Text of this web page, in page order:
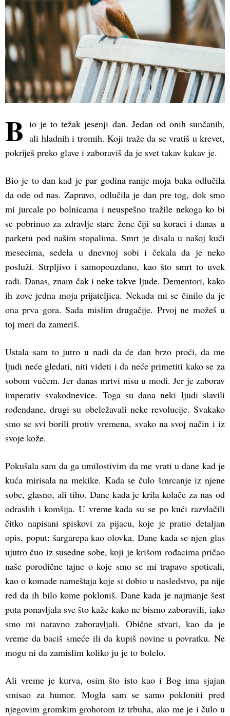
B io je to težak jesenji dan. Jedan od onih sunčanih,
ali hladnih i tromih. Koji traže da se vratiš u krevet,
pokriješ preko glave i zaboraviš da je svet takav kakav je.
Bio je to dan kad je par godina ranije moja baka odlučila
da ode od nas. Zapravo, odlučila je dan pre tog, dok smo
mi jurcale po bolnicama i neuspešno tražile nekoga ko bi
se pobrinuo za zdravlje stare žene čiji su koraci i danas u
parketu pod našim stopalima. Smrt je disala u našoj kući
mesecima, sedela u dnevnoj sobi i čekala da je neko
posluži. Strpljivo i samopouzdano, kao što smrt to uvek
radi. Danas, znam čak i neke takve ljude. Dementori, kako
ih zove jedna moja prijateljica. Nekada mi se činilo da je
ona prva gora. Sada mislim drugačije. Prvoj ne možeš u
toj meri da zameriš.
Ustala sam to jutro u nadi da će dan brzo proći, da me
ljudi neće gledati, niti videti i da neće primetiti kako se za
sobom vučem. Jer danas mrtvi nisu u modi. Jer je zaborav
imperativ svakodnevice. Toga su dana neki ljudi slavili
rođendane, drugi su obeležavali neke revolucije. Svakako
smo se svi borili protiv vremena, svako na svoj način i iz
svoje kože.
Pokušala sam da ga umilostivim da me vrati u dane kad je
kuća mirisala na mekike. Kada se čulo šmrcanje iz njene
sobe, glasno, ali tiho. Dane kada je krila kolače za nas od
odraslih i komšija. U vreme kada su se po kući razvlačili
čitko napisani spiskovi za pijacu, koje je pratio detaljan
opis, poput: šargarepa kao olovka. Dane kada se njen glas
ujutro čuo iz susedne sobe, koji je krišom rođacima pričao
naše porodične tajne o koje smo se mi trapavo spoticali,
kao o komade nameštaja koje si dobio u nasledstvo, pa nije
red da ih bilo kome pokloniš. Dane kada je najmanje šest
puta ponavljala sve što kaže kako ne bismo zaboravili, iako
smo mi naravno zaboravljali. Obične stvari, kao da je
vreme da baciš smeće ili da kupiš novine u povratku. Ne
mogu ni da zamislim koliko ju je to bolelo.
Ali vreme je kurva, osim što isto kao i Bog ima sjajan
smisao za humor. Mogla sam se samo pokloniti pred
njegovim gromkim grohotom iz trbuha, ako me je i čulo u